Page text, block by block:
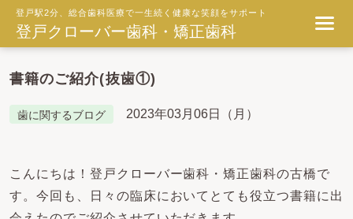
登戸駅2分、総合歯科医療で一生続く健康な笑顔をサポート
登戸クローバー歯科・矯正歯科
書籍のご紹介(抜歯①)
歯に関するブログ 2023年03月06日（月）
こんにちは！登戸クローバー歯科・矯正歯科の古橋で
す。今回も、日々の臨床においてとても役立つ書籍に出